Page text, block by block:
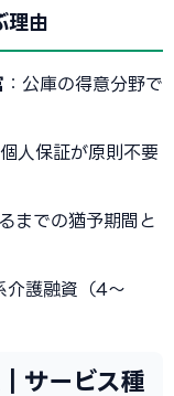
理由
：公庫の得意分野で
人保証が原則不要
までの猶予期間と
介護融資（4〜
サービス種